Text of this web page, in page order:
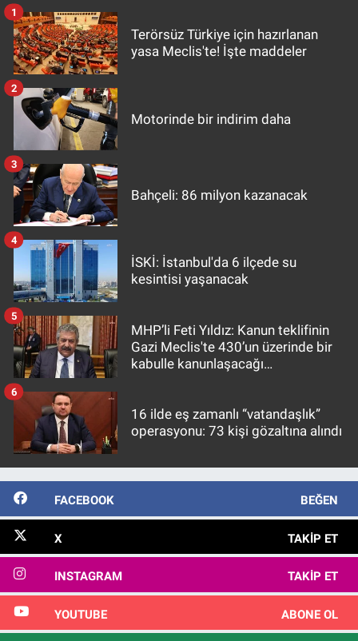
Terörsüz Türkiye için hazırlanan
yasa Meclis'te! İşte maddeler
1
Motorinde bir indirim daha
2
Bahçeli: 86 milyon kazanacak
3
İSKİ: İstanbul'da 6 ilçede su
kesintisi yaşanacak
4
MHP’li Feti Yıldız: Kanun teklifinin
Gazi Meclis'te 430’un üzerinde bir
kabulle kanunlaşacağı
5
16 ilde eş zamanlı “vatandaşlık”
operasyonu: 73 kişi gözaltına alındı
6
FACEBOOK BEĞEN
X TAKIP ET
INSTAGRAM TAKIP ET
YOUTUBE ABONE OL